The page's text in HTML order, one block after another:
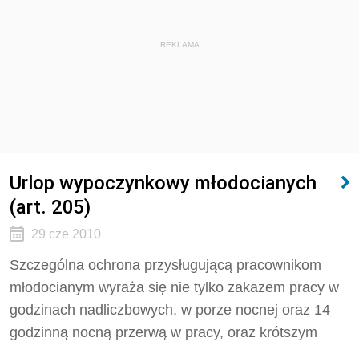
REKLAMA
Urlop wypoczynkowy młodocianych
(art. 205)
29 cze 2010
Szczególna ochrona przysługującą pracownikom
młodocianym wyraża się nie tylko zakazem pracy w
godzinach nadliczbowych, w porze nocnej oraz 14
godzinną nocną przerwą w pracy, oraz krótszym